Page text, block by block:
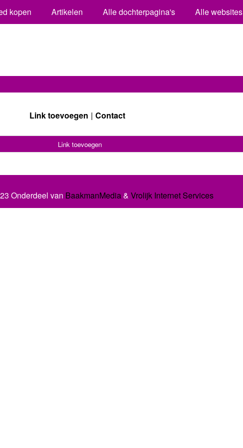
kopen Artikelen Alle dochterpagina's Alle websites
Link toevoegen Contact
Link toevoegen
Onderdeel van BaakmanMedia& Vrolijk Internet Services